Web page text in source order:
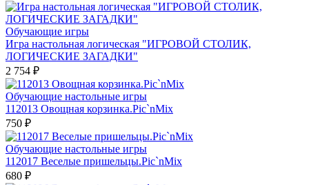
Обучающие игры
Игра настольная логическая "ИГРОВОЙ СТОЛИК,
ЛОГИЧЕСКИЕ ЗАГАДКИ"
2 754 ₽
Обучающие настольные игры
112013 Овощная корзинка.Pic`nMix
750 ₽
Обучающие настольные игры
112017 Веселые пришельцы.Pic`nMix
680 ₽